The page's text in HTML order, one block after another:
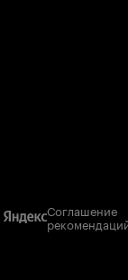
Соглашение